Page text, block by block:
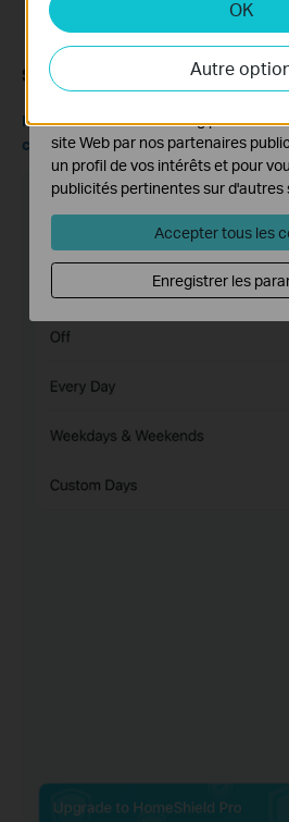
Scénario 6 : Définir des limites
Remarque : cette fonctionnalité
contrôle parental avancé de Deco.
OK
Autre
Cookies d'analyse et marketing
Les cookies d'analyse nous
activités sur notre site Web pour
fonctionnalités de notre site Web.
Les cookies marketing peuvent
site Web par nos partenaires
un profil de vos intérêts et pour
publicités pertinentes sur d'autres
Accepter tous les
Enregistrer les